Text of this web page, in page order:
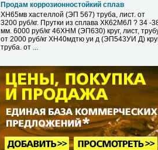
Продам коррозионностойкий сплав
ХН65мв хастеллой (ЭП 567) труба, лист. от
3200 руб/кг. Прутки из сплава ХК62М6Л ? 34 -
мм. 6000 руб/кг 46ХНМ (ЭП630) круг, лист,
от 2000 руб/кг ХН40мдтю уи д (ЭП543УИ Д)
труба. от ...